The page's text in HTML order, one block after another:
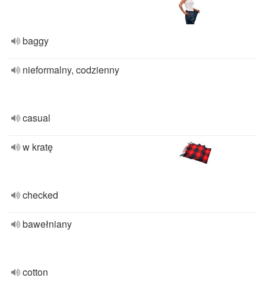
baggy
nieformalny, codzienny
casual
w kratę
checked
bawełniany
cotton